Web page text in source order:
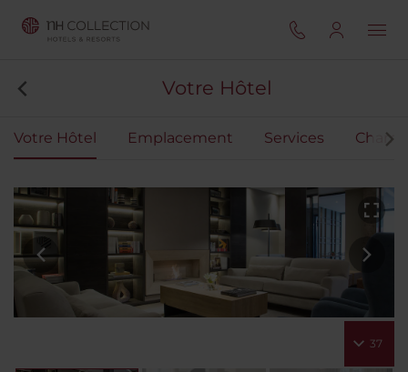
Votre Hôtel
Votre Hôtel Emplacement Services
37